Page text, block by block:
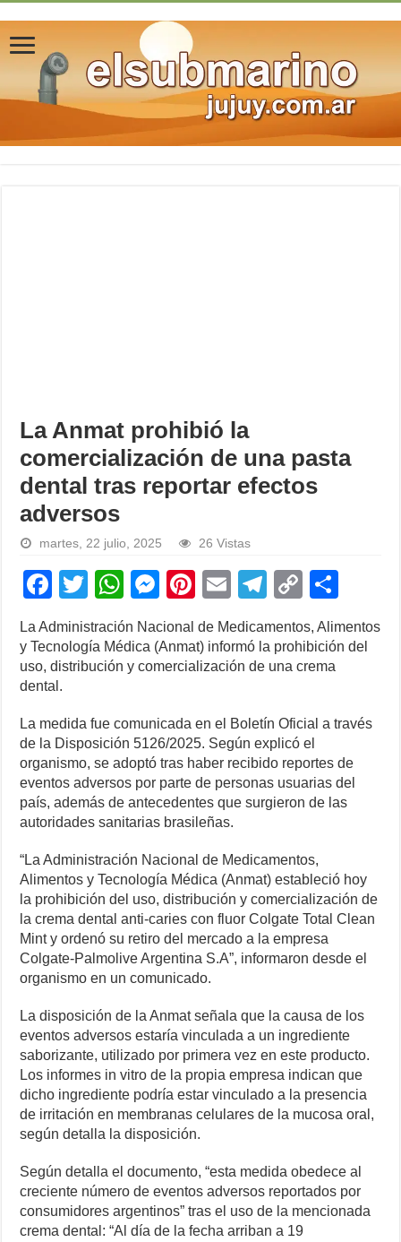
La Anmat prohibió la
comercialización de una pasta
dental tras reportar efectos
adversos
martes, 22 julio, 2025 26 Vistas
F
a
c
e
b
o
o
k
T
wi
tt
er
W
h
at
s
p
p
M
e
ss
e
g
er
Pi
nt
er
e
E
m
ail
T
e
gr
m
C
p
y
n
k
ar
La Administración Nacional de Medicamentos, Alimentos
y Tecnología Médica (Anmat) informó la prohibición del
uso, distribución y comercialización de una crema
dental.
La medida fue comunicada en el Boletín Oficial a través
de la Disposición 5126/2025. Según explicó el
organismo, se adoptó tras haber recibido reportes de
eventos adversos por parte de personas usuarias del
país, además de antecedentes que surgieron de las
autoridades sanitarias brasileñas.
“La Administración Nacional de Medicamentos,
Alimentos y Tecnología Médica (Anmat) estableció hoy
la prohibición del uso, distribución y comercialización de
la crema dental anti-caries con fluor Colgate Total Clean
Mint y ordenó su retiro del mercado a la empresa
Colgate-Palmolive Argentina S.A”, informaron desde el
organismo en un comunicado.
La disposición de la Anmat señala que la causa de los
eventos adversos estaría vinculada a un ingrediente
saborizante, utilizado por primera vez en este producto.
Los informes in vitro de la propia empresa indican que
dicho ingrediente podría estar vinculado a la presencia
de irritación en membranas celulares de la mucosa oral,
según detalla la disposición.
Según detalla el documento, “esta medida obedece al
creciente número de eventos adversos reportados por
consumidores argentinos” tras el uso de la mencionada
crema dental: “Al día de la fecha arriban a 19